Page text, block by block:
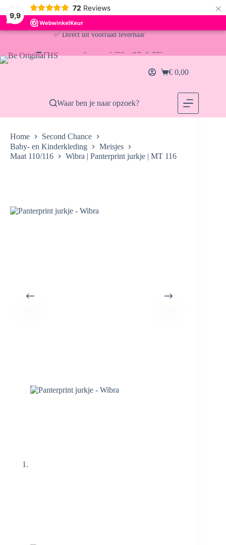
9,9
72 Reviews ×
Ga
inhoud
🚚 Gratis verzending vanaf €30,- (NL & BE)
Winkelwagen
€ 0,00
Waar ben je naar opzoek?
Home
Second Chance
Baby- en Kinderkleding
Meisjes
Maat 110/116
Wibra | Panterprint jurkje | MT 116